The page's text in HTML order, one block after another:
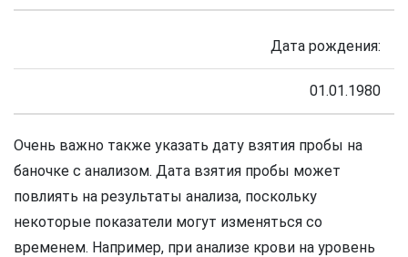
Дата рождения:
01.01.1980
Очень важно также указать дату взятия пробы на
баночке с анализом. Дата взятия пробы может
повлиять на результаты анализа, поскольку
некоторые показатели могут изменяться со
временем. Например, при анализе крови на уровень